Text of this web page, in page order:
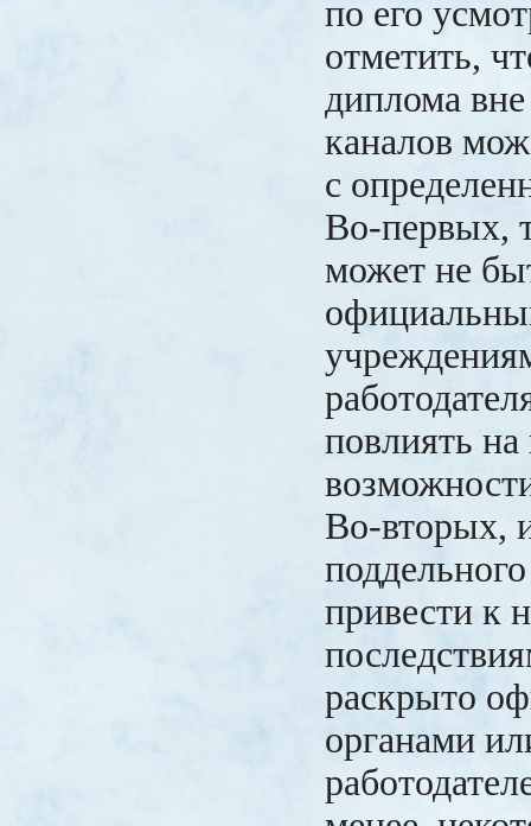
по его
отметить,
диплома
каналов
с
Во-первых,
может не
повлиять
Во-вторых,
привести к
раскрыто
органами